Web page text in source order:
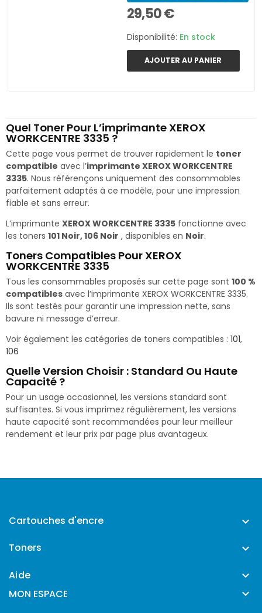
29,50 €
Disponibilité: En stock
AJOUTER AU PANIER
Quel Toner Pour L’imprimante XEROX
WORKCENTRE 3335 ?
Cette page vous permet de trouver rapidement le toner
compatible avec l’imprimante XEROX WORKCENTRE
3335. Nous référençons uniquement des consommables
parfaitement adaptés à ce modèle, pour une impression
fiable et sans erreur.
L’imprimante XEROX WORKCENTRE 3335 fonctionne avec
les toners 101 Noir, 106 Noir , disponibles en Noir.
Toners Compatibles Pour XEROX
WORKCENTRE 3335
Tous les consommables proposés sur cette page sont 100 %
compatibles avec l’imprimante XEROX WORKCENTRE 3335.
Ils sont testés pour garantir une impression nette, sans
bavure ni message d’erreur.
Voir également les catégories de toners compatibles : 101,
106
Quelle Version Choisir : Standard Ou Haute
Capacité ?
Pour un usage occasionnel, les versions standard sont
suffisantes. Si vous imprimez régulièrement, les versions
haute capacité sont recommandées pour leur meilleur
rendement et leur prix par page plus avantageux.
Cartouches d'encre 
Toners 
Aide 
MON ESPACE 